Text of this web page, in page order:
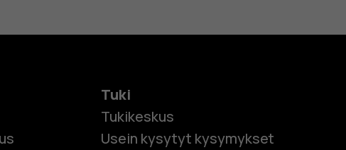
Tuki
Tukikeskus
Usein kysytyt kysymykset